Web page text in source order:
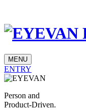
MENU
ENTRY
Person and
Product-Driven.